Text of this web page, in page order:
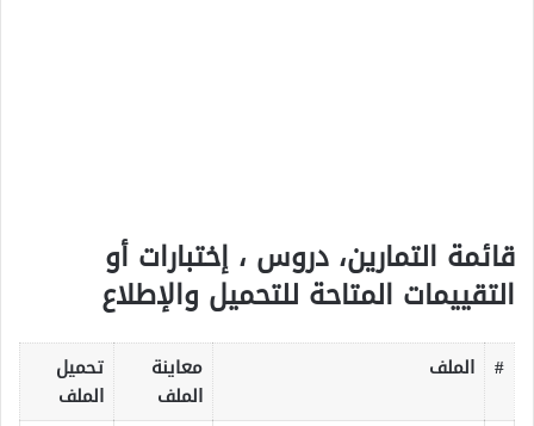
قائمة التمارين، دروس ، إختبارات أو
التقييمات المتاحة للتحميل والإطلاع
# الملف
معاينة
الملف
تحميل
الملف